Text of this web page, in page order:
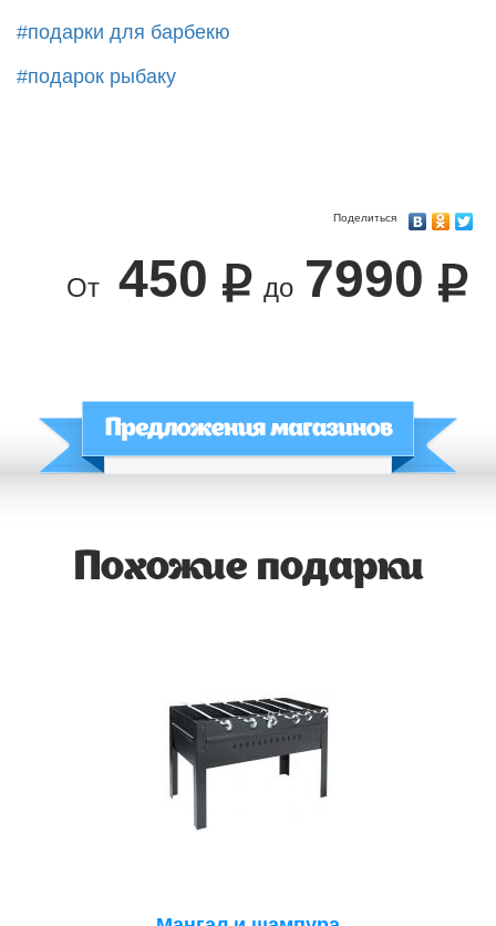
#подарки для барбекю
#подарок рыбаку
Поделиться
От 450 до 7990
Похожие подарки